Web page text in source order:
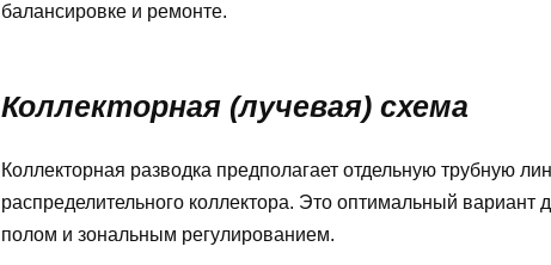
балансировке и ремонте.
Коллекторная (лучевая) схема
Коллекторная разводка предполагает отдельную трубную
распределительного коллектора. Это оптимальный
полом и зональным регулированием.